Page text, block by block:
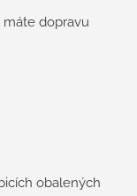
máte dopravu
obalených